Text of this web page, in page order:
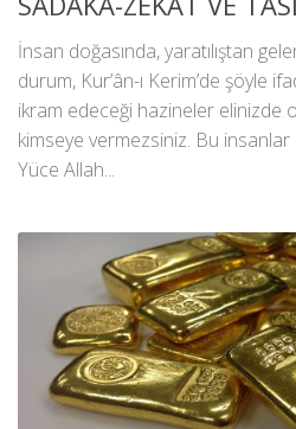
İnsan doğasında, yaratılıştan
durum, Kur’ân-ı Kerim’de şöyle
ikram edeceği hazineler elinizde
kimseye vermezsiniz. Bu
Yüce Allah...